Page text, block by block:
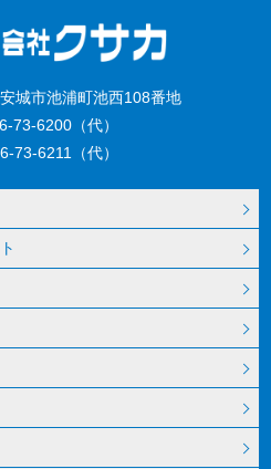
城市池浦町池西108番地
73-6200（代）
73-6211（代）